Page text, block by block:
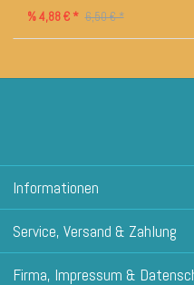
% 4,88 € * 6,50 € *
Informationen
Service, Versand & Zahlung
Firma, Impressum &